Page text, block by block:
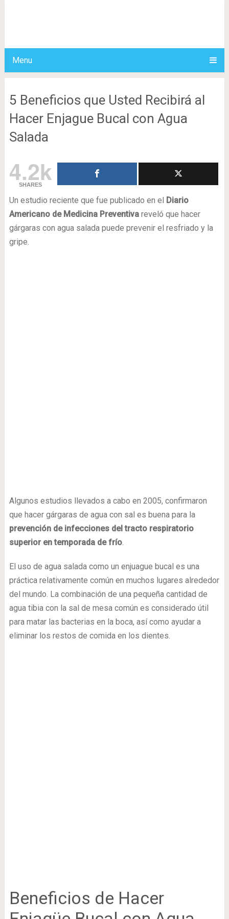
Menu
5 Beneficios que Usted Recibirá al
Hacer Enjague Bucal con Agua
Salada
4.2k
SHARES
Un estudio reciente que fue publicado en el Diario
Americano de Medicina Preventivareveló que hacer
gárgaras con agua salada puede prevenir el resfriado y la
gripe.
Algunos estudios llevados a cabo en 2005, confirmaron
que hacer gárgaras de agua con sal es buena para la
prevención de infecciones del tracto respiratorio
superior en temporada de frío.
El uso de agua salada como un enjuague bucal es una
práctica relativamente común en muchos lugares alrededor
del mundo. La combinación de una pequeña cantidad de
agua tibia con la sal de mesa común es considerado útil
para matar las bacterias en la boca, así como ayudar a
eliminar los restos de comida en los dientes.
Beneficios de Hacer